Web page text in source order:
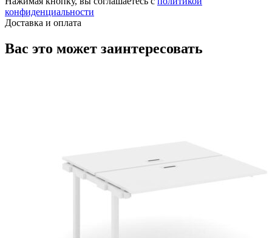
конфиденциальности
Доставка и оплата
Вас это может заинтересовать